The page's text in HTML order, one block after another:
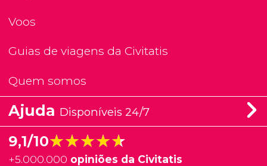
Voos
Guias de viagens da Civitatis
Quem somos
Ajuda Disponíveis 24/7
9,1/10★★★★★
★★★★★
+5.000.000 opiniões da Civitatis